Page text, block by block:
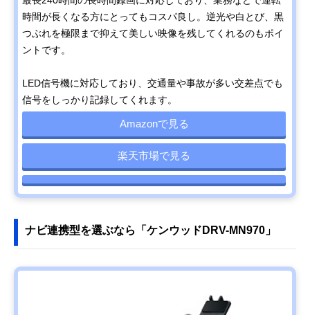
時間が長くなる方にとってもコスパ良し。逆光や白とび、黒
つぶれを極限まで抑えて美しい映像を残してくれるのもポイ
ントです。
LED信号機に対応しており、交通量や事故が多い交差点でも
信号をしっかり記録してくれます。
Amazonで見る
楽天市場で見る
ナビ連携型を選ぶなら「ケンウッドDRV-MN970」